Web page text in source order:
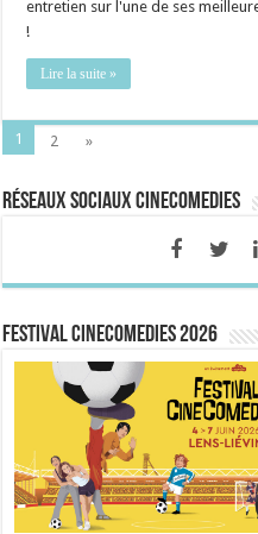
entretien sur l'une de ses
!
Lire la suite »
1 2 »
Réseaux sociaux CineComedies
FESTIVAL CINECOMEDIES 2026